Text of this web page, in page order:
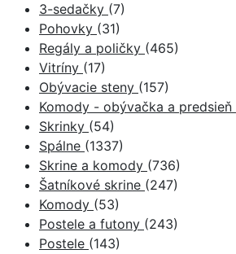
3-sedačky (7)
Pohovky (31)
Regály a poličky (465)
Vitríny (17)
Obývacie steny (157)
Komody - obývačka a predsieň
Skrinky (54)
Spálne (1337)
Skrine a komody (736)
Šatníkové skrine (247)
Komody (53)
Postele a futony (243)
Postele (143)